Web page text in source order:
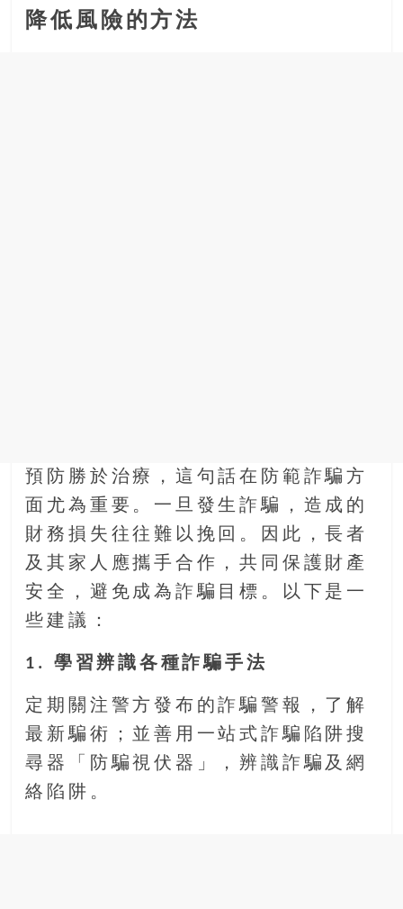
降低風險的方法
預防勝於治療，這句話在防範詐騙方
面尤為重要。一旦發生詐騙，造成的
財務損失往往難以挽回。因此，長者
及其家人應攜手合作，共同保護財產
安全，避免成為詐騙目標。以下是一
些建議：
1. 學習辨識各種詐騙手法
定期關注警方發布的詐騙警報，了解
最新騙術；並善用一站式詐騙陷阱搜
尋器「防騙視伏器」，辨識詐騙及網
絡陷阱。